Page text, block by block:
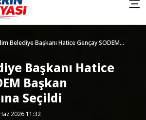
Belediye Başkanı Hatice Gençay SODEM
Başkanı Hatice
Başkan
Seçildi
2026 11:32